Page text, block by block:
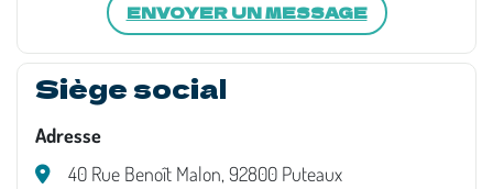
ENVOYER UN MESSAGE
Siège social
Adresse
40 Rue Benoît Malon, 92800 Puteaux